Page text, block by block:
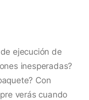
ejecución de
inesperadas?
Con
verás cuando